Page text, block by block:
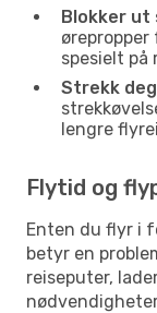
Blokker ut
spesielt på
Strekk
lengre
Flytid og
Enten du flyr i
betyr en
reiseputer,